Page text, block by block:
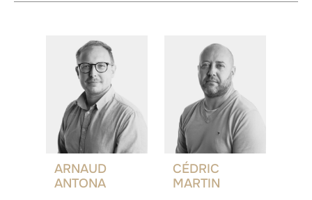
ARNAUD
ANTONA
CÉDRIC
MARTIN